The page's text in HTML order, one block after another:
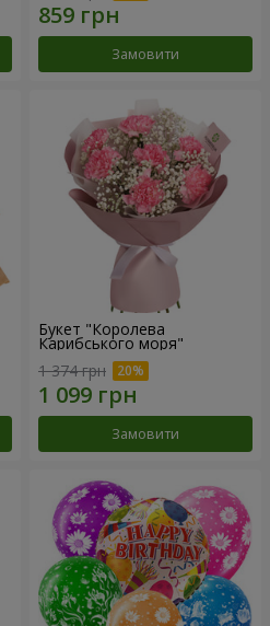
Замовити
Букет "Королева
Карибського моря"
1 374 грн
Замовити